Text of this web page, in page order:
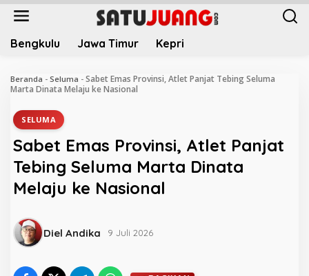
L
Bengkulu Jawa Timur Kepri
Beranda - Seluma - Sabet Emas Provinsi, Atlet Panjat Tebing Seluma
Marta Dinata Melaju ke Nasional
SELUMA
Sabet Emas Provinsi, Atlet Panjat
Tebing Seluma Marta Dinata
Melaju ke Nasional
Diel Andika 9 Juli 2026